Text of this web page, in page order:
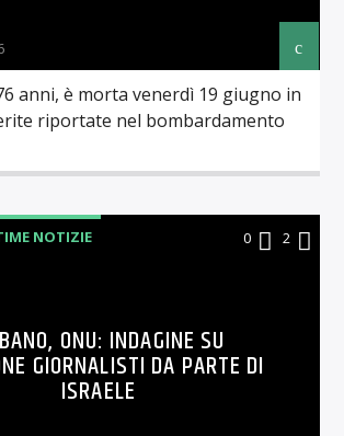
anni, è morta venerdì 19 giugno in
riportate nel bombardamento
NOTIZIE 0 2
ONU: INDAGINE SU
GIORNALISTI DA PARTE DI
ISRAELE